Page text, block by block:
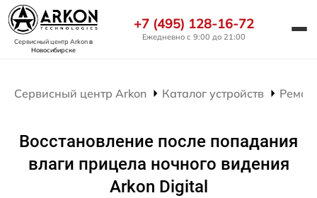
Сервисный центр Arkonв
Новосибирске
+7 (495) 128-16-72
Ежедневно с 9:00 до 21:00
Сервисный центр Arkon Каталог устройств
Восстановление после попадания
влаги прицела ночного видения
Arkon Digital